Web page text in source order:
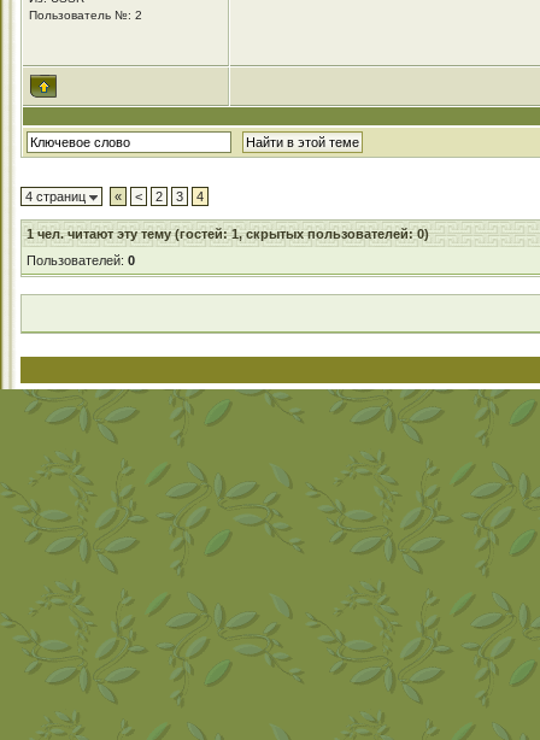
Пользователь №: 2
4 страниц « < 2 3 4
1чел. читают эту тему (гостей: 1, скрытых пользователей: 0)
Пользователей: 0